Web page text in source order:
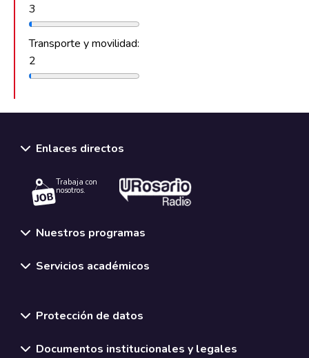
3
Transporte y movilidad:
2
Enlaces directos
Trabaja con
nosotros.
Nuestros programas
Servicios académicos
Protección de datos
Documentos institucionales y legales